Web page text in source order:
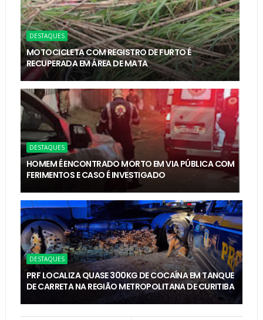
DESTAQUES
MOTOCICLETA COM REGISTRO DE FURTO É
RECUPERADA EM ÁREA DE MATA
DESTAQUES
HOMEM É ENCONTRADO MORTO EM VIA PÚBLICA COM
FERIMENTOS E CASO É INVESTIGADO
DESTAQUES
PRF LOCALIZA QUASE 300KG DE COCAÍNA EM TANQUE
DE CARRETA NA REGIÃO METROPOLITANA DE CURITIBA